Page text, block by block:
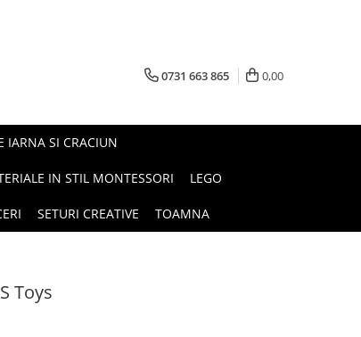
0731 663 865 0,00
IARNA SI CRACIUN
IN STIL MONTESSORI LEGO
SETURI CREATIVE TOAMNA
Toys